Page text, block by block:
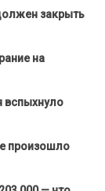
закрыть
на
вспыхнуло
произошло